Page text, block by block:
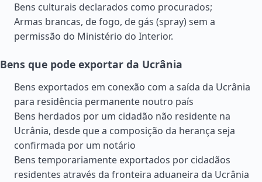
Bens culturais declarados como procurados;
Armas brancas, de fogo, de gás (spray) sem a
permissão do Ministério do Interior.
Bens que pode exportar da Ucrânia
Bens exportados em conexão com a saída da Ucrânia
para residência permanente noutro país
Bens herdados por um cidadão não residente na
Ucrânia, desde que a composição da herança seja
confirmada por um notário
Bens temporariamente exportados por cidadãos
residentes através da fronteira aduaneira da Ucrânia